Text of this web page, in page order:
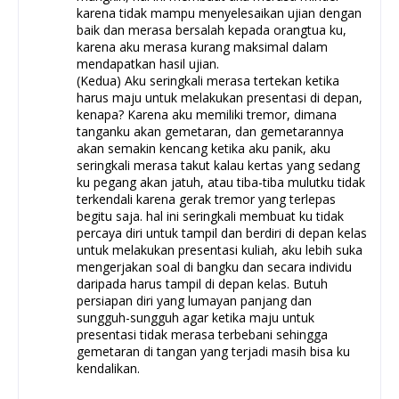
karena tidak mampu menyelesaikan ujian dengan
baik dan merasa bersalah kepada orangtua ku,
karena aku merasa kurang maksimal dalam
mendapatkan hasil ujian.
(Kedua) Aku seringkali merasa tertekan ketika
harus maju untuk melakukan presentasi di depan,
kenapa? Karena aku memiliki tremor, dimana
tanganku akan gemetaran, dan gemetarannya
akan semakin kencang ketika aku panik, aku
seringkali merasa takut kalau kertas yang sedang
ku pegang akan jatuh, atau tiba-tiba mulutku tidak
terkendali karena gerak tremor yang terlepas
begitu saja. hal ini seringkali membuat ku tidak
percaya diri untuk tampil dan berdiri di depan kelas
untuk melakukan presentasi kuliah, aku lebih suka
mengerjakan soal di bangku dan secara individu
daripada harus tampil di depan kelas. Butuh
persiapan diri yang lumayan panjang dan
sungguh-sungguh agar ketika maju untuk
presentasi tidak merasa terbebani sehingga
gemetaran di tangan yang terjadi masih bisa ku
kendalikan.